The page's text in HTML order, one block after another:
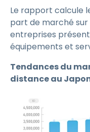
Le rapport calcule
part de marché sur
entreprises
équipements et
Tendances du
distance au